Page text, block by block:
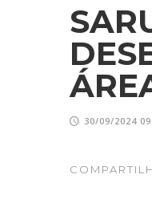
30/09/2024